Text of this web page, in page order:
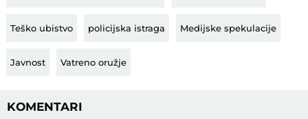
Teško ubistvo policijska istraga Medijske spekulacije
Javnost Vatreno oružje
KOMENTARI